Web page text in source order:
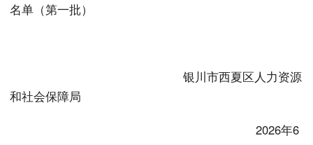
名单（第一批）
银川市西夏区人力资源
和社会保障局
2026年6